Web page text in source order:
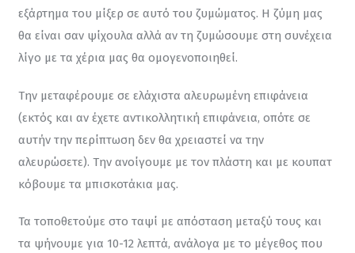
εξάρτημα του μίξερ σε αυτό του ζυμώματος. Η ζύμη μας
θα είναι σαν ψίχουλα αλλά αν τη ζυμώσουμε στη συνέχεια
λίγο με τα χέρια μας θα ομογενοποιηθεί.
Την μεταφέρουμε σε ελάχιστα αλευρωμένη επιφάνεια
(εκτός και αν έχετε αντικολλητική επιφάνεια, οπότε σε
αυτήν την περίπτωση δεν θα χρειαστεί να την
αλευρώσετε). Την ανοίγουμε με τον πλάστη και με κουπατ
κόβουμε τα μπισκοτάκια μας.
Τα τοποθετούμε στο ταψί με απόσταση μεταξύ τους και
τα ψήνουμε για 10-12 λεπτά, ανάλογα με το μέγεθος που